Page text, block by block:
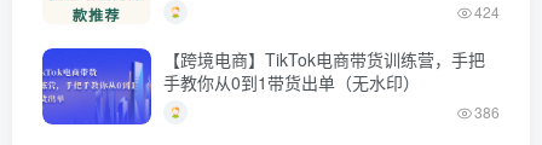
424
【跨境电商】TikTok电商带货训练营，手把
手教你从0到1带货出单（无水印）
386